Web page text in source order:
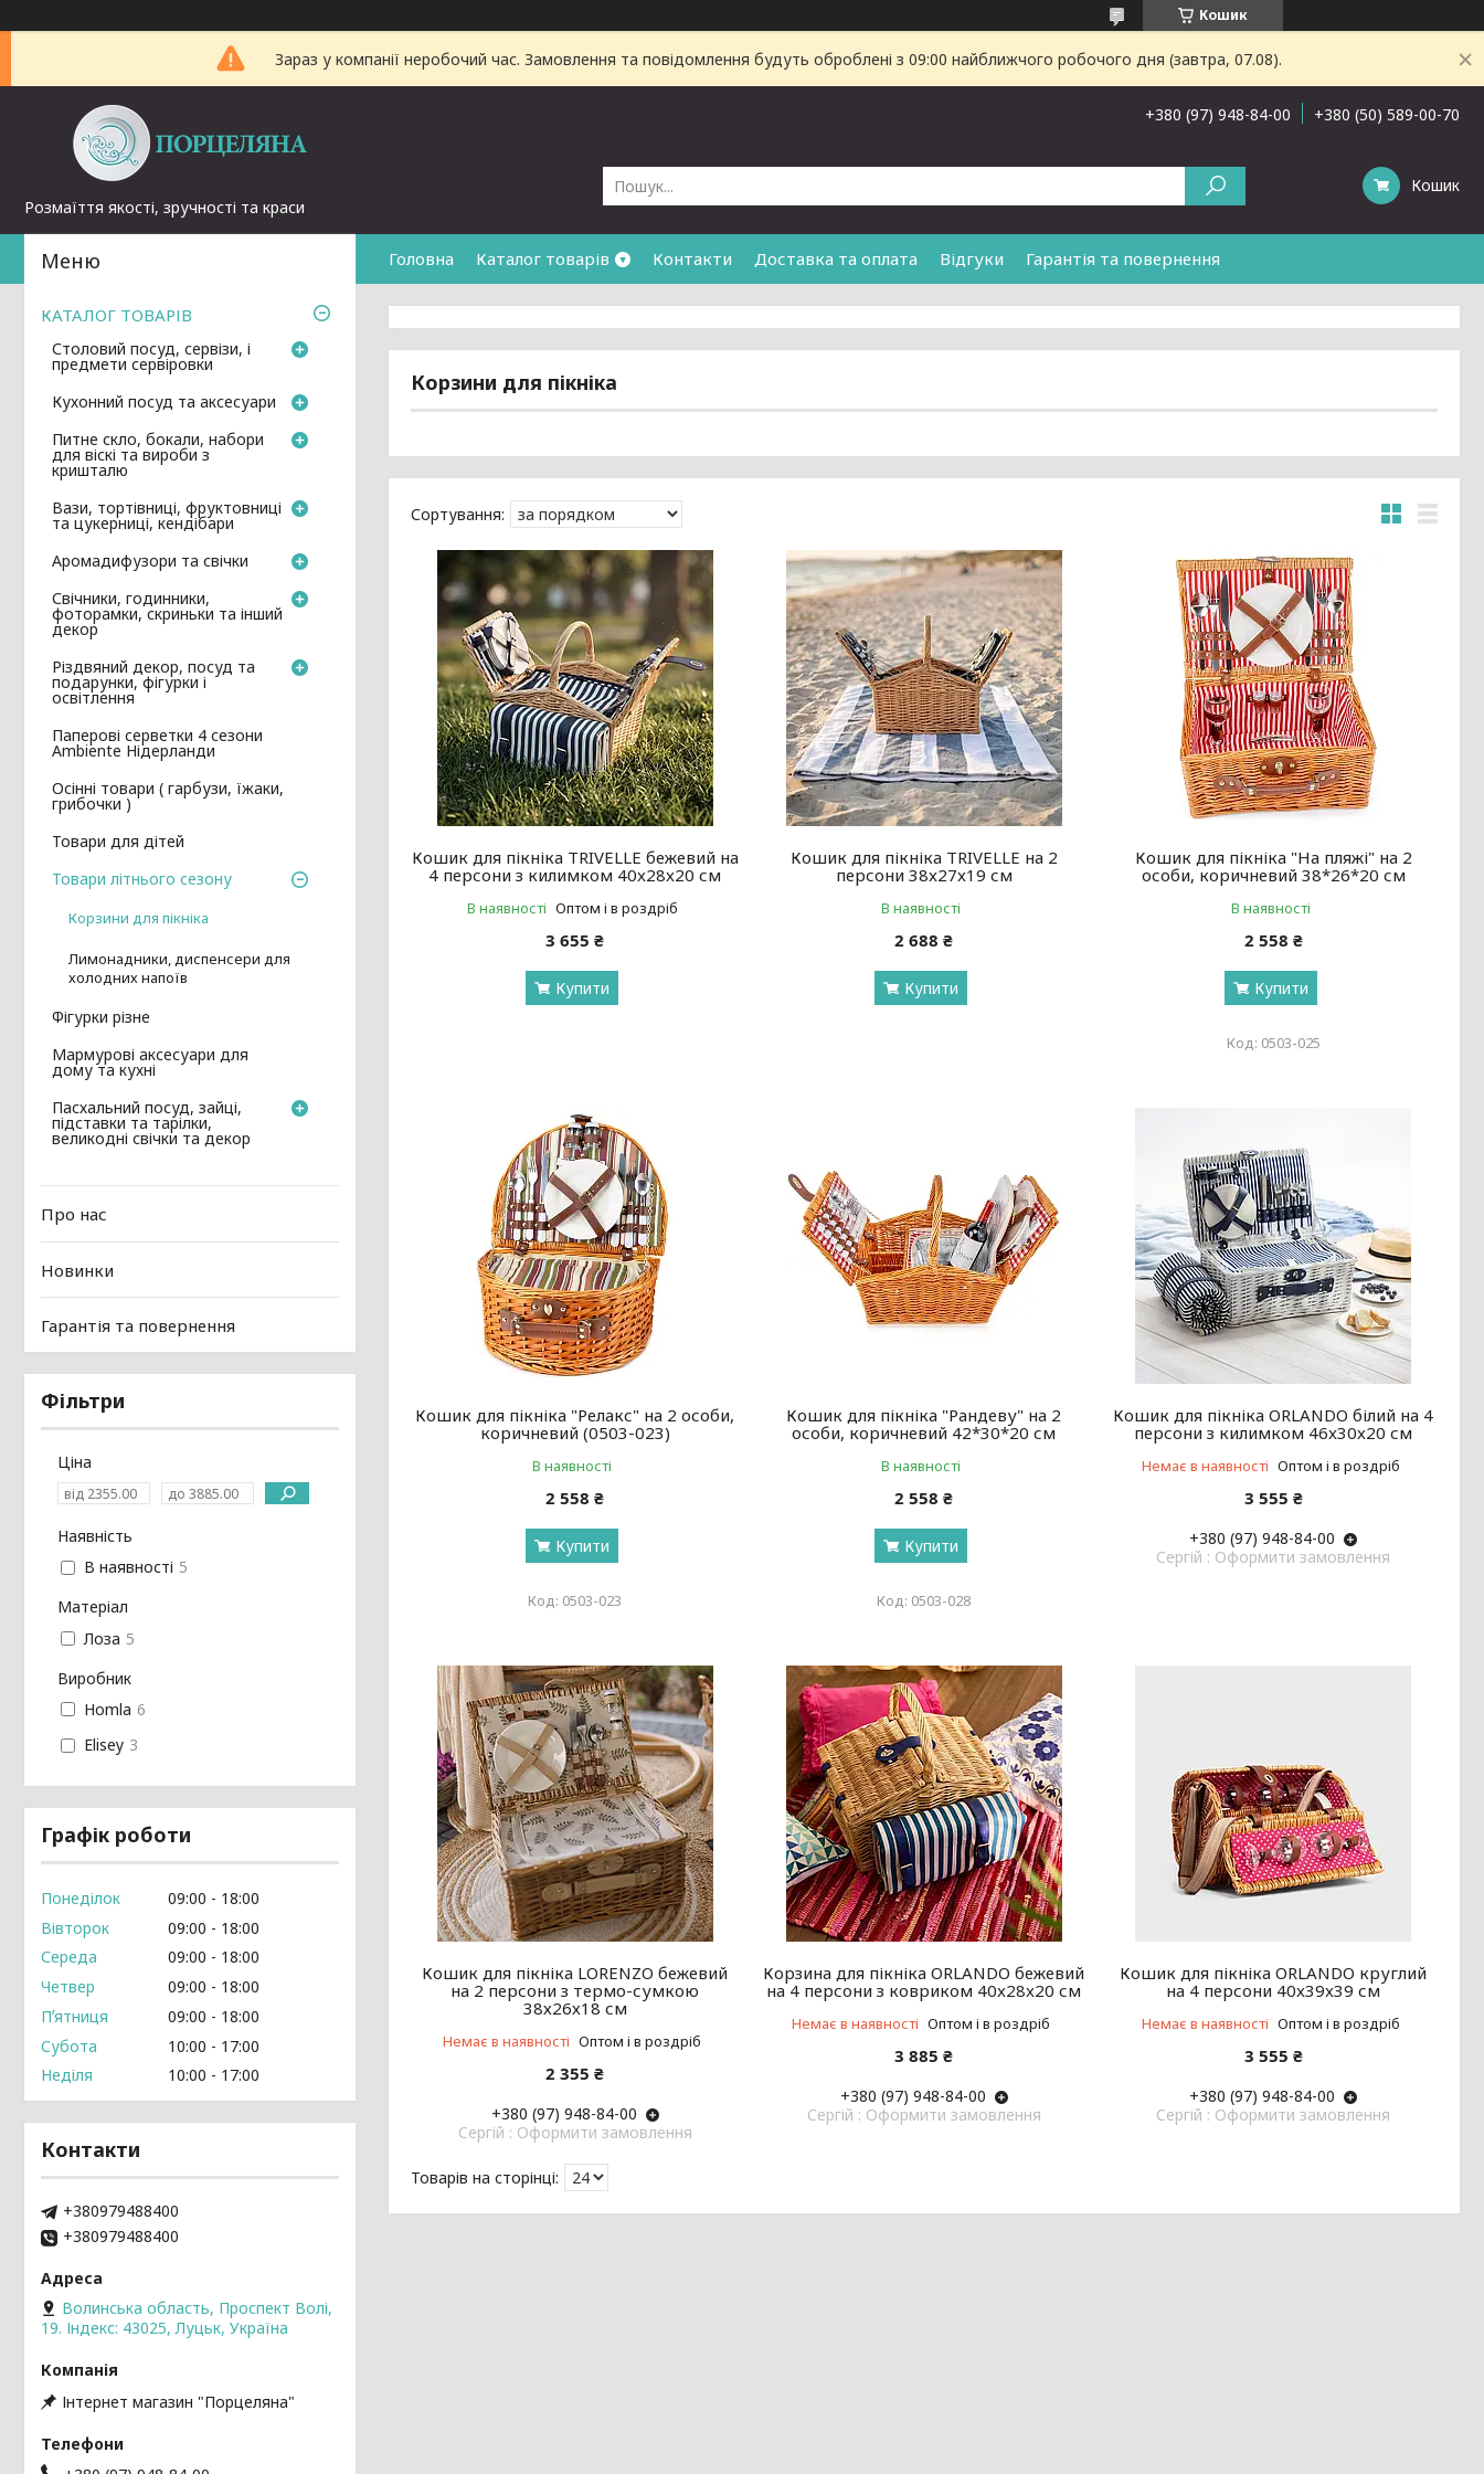
Кошик
Зараз у компанії неробочий час. Замовлення та повідомлення будуть оброблені з 09:00 найближчого робочого дня (завтра, 07.08).
Розмаїття якості, зручності та краси
+380 (97) 948-84-00 +380 (50) 589-00-70
Кошик
Головна Каталог товарів Контакти Доставка та оплата Відгуки Гарантія та повернення
Корзини для пікніка
Кошик для пікніка TRIVELLE бежевий на
4 персони з килимком 40x28x20 см
В наявності Оптом і в роздріб
3 655 ₴
Купити
Кошик для пікніка TRIVELLE на 2
персони 38x27x19 см
В наявності
2 688 ₴
Купити
Кошик для пікніка "На пляжі" на 2
особи, коричневий 38*26*20 см
В наявності
2 558 ₴
Купити
0503-025
Кошик для пікніка "Релакс" на 2 особи,
коричневий (0503-023)
В наявності
2 558 ₴
Купити
0503-023
Кошик для пікніка "Рандеву" на 2
особи, коричневий 42*30*20 см
В наявності
2 558 ₴
Купити
0503-028
Кошик для пікніка ORLANDO білий на 4
персони з килимком 46x30x20 см
Немає в наявності Оптом і в роздріб
3 555 ₴
+380 (97) 948-84-00
Cергій : Оформити замовлення
Кошик для пікніка LORENZO бежевий
на 2 персони з термо-сумкою
38х26х18 см
Немає в наявності Оптом і в роздріб
2 355 ₴
+380 (97) 948-84-00
Cергій : Оформити замовлення
Корзина для пікніка ORLANDO бежевий
на 4 персони з ковриком 40x28x20 см
Немає в наявності Оптом і в роздріб
3 885 ₴
+380 (97) 948-84-00
Cергій : Оформити замовлення
Кошик для пікніка ORLANDO круглий
на 4 персони 40x39x39 см
Немає в наявності Оптом і в роздріб
3 555 ₴
+380 (97) 948-84-00
Cергій : Оформити замовлення
КАТАЛОГ ТОВАРІВ
Столовий посуд, сервізи, і
предмети сервіровки
Кухонний посуд та аксесуари
Питне скло, бокали, набори
для віскі та вироби з
кришталю
Вази, тортівниці, фруктовниці
та цукерниці, кендібари
Аромадифузори та свічки
Свічники, годинники,
фоторамки, скриньки та інший
декор
Різдвяний декор, посуд та
подарунки, фігурки і
освітлення
Паперові серветки 4 сезони
Ambiente Нідерланди
Осінні товари ( гарбузи, їжаки,
грибочки )
Товари для дітей
Товари літнього сезону
Корзини для пікніка
Лимонадники, диспенсери для
холодних напоїв
Фігурки різне
Мармурові аксесуари для
дому та кухні
Пасхальний посуд, зайці,
підставки та тарілки,
великодні свічки та декор
Про нас
Новинки
Гарантія та повернення
Фільтри
Ціна
Наявність
В наявності 5
Матеріал
Лоза 5
Виробник
Homla 6
Elisey 3
Графік роботи
Понеділок 09:00
18:00
Вівторок
09:00
18:00
Середа
09:00
18:00
Четвер
09:00
18:00
Пʼятниця
09:00
18:00
Субота
10:00
17:00
Неділя
10:00 17:00
Контакти
+380979488400
+380979488400
Волинська область, Проспект Волі,
19. Індекс: 43025, Луцьк, Україна
Інтернет магазин "Порцеляна"